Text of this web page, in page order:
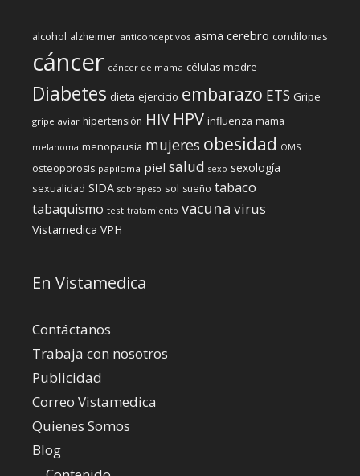
alcohol alzheimer anticonceptivos asma cerebro condilomas
cáncer cáncer de mama células madre
Diabetes dieta ejercicio embarazo ETS Gripe
gripe aviar hipertensión HIV HPV influenza mama
melanoma menopausia mujeres obesidad OMS
osteoporosis papiloma piel salud sexo sexología
sexualidad SIDA sobrepeso sol sueño tabaco
tabaquismo test tratamiento vacuna virus
Vistamedica VPH
En Vistamedica
Contáctanos
Trabaja con nosotros
Publicidad
Correo Vistamedica
Quienes Somos
Blog